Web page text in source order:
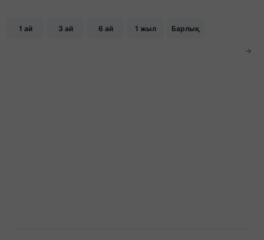
Combination chart with 2 data series.
The chart has 2 Y axes displaying values, and
Барлық
1 жыл
6 ай
3 ай
1 ай
→